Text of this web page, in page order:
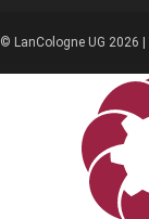
© LanCologne UG 2026